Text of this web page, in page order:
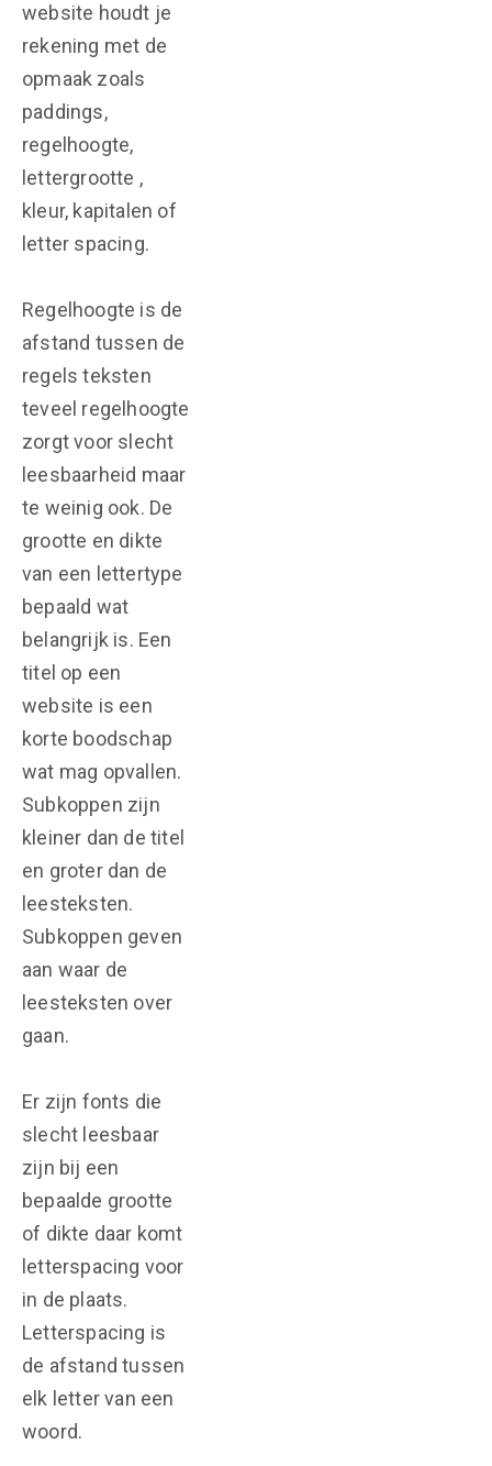
website houdt je
rekening met de
opmaak zoals
paddings,
regelhoogte,
lettergrootte ,
kleur, kapitalen of
letter spacing.
Regelhoogte is de
afstand tussen de
regels teksten
teveel regelhoogte
zorgt voor slecht
leesbaarheid maar
te weinig ook. De
grootte en dikte
van een lettertype
bepaald wat
belangrijk is. Een
titel op een
website is een
korte boodschap
wat mag opvallen.
Subkoppen zijn
kleiner dan de titel
en groter dan de
leesteksten.
Subkoppen geven
aan waar de
leesteksten over
gaan.
Er zijn fonts die
slecht leesbaar
zijn bij een
bepaalde grootte
of dikte daar komt
letterspacing voor
in de plaats.
Letterspacing is
de afstand tussen
elk letter van een
woord.